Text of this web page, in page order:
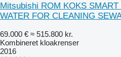
Mitsubishi ROM KOKS
WATER FOR CLEANING
69.000 € ≈ 515.800 kr.
Kombineret kloakrenser
2016